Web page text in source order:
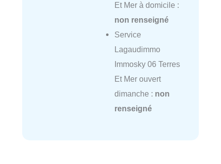
Et Mer à domicile :
non renseigné
Service
Lagaudimmo
Immosky 06 Terres
Et Mer ouvert
dimanche : non
renseigné